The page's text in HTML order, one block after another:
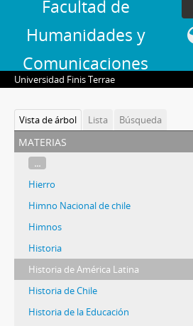
Facultad de
Humanidades y
Comunicaciones
Universidad Finis Terrae
Vista de árbol Lista Búsqueda
materias
...
Hierro
Himno Nacional de chile
Himnos
Historia
Historia de América Latina
Historia de Chile
Historia de la Educación